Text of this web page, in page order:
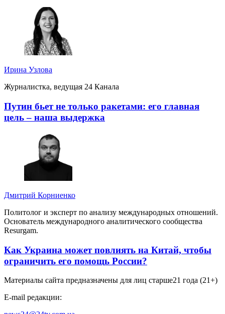
Ирина Узлова
Журналистка, ведущая 24 Канала
Путин бьет не только ракетами: его главная
цель – наша выдержка
Дмитрий Корниенко
Политолог и эксперт по анализу международных отношений.
Основатель международного аналитического сообщества
Resurgam.
Как Украина может повлиять на Китай, чтобы
ограничить его помощь России?
Материалы сайта предназначены для лиц старше21 года (21+)
E-mail редакции: